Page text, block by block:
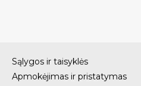
Sąlygos ir taisyklės
Apmokėjimas ir pristatymas